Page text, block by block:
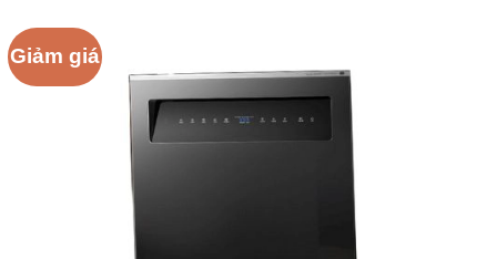
Giảm giá